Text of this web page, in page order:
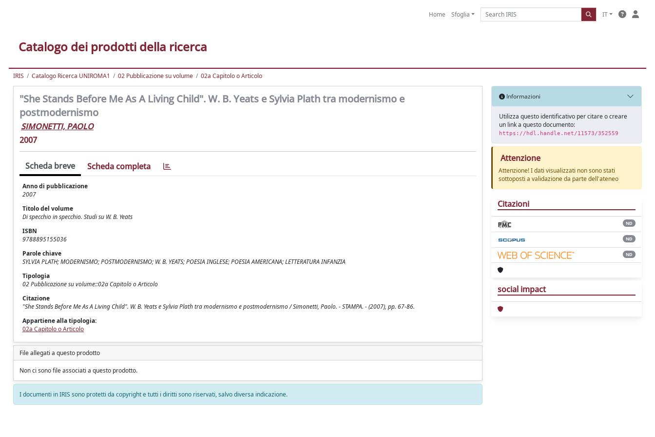
Home Sfoglia IT
Catalogo dei prodotti della ricerca
IRIS Catalogo Ricerca UNIROMA1 02 Pubblicazione su volume 02a Capitolo o Articolo
"She Stands Before Me As A Living Child". W. B. Yeats e Sylvia Plath tra modernismo e
postmodernismo
SIMONETTI, PAOLO
2007
Scheda breve Scheda completa
Anno di pubblicazione
2007
Titolo del volume
Di specchio in specchio. Studi su W. B. Yeats
ISBN
9788895155036
Parole chiave
SYLVIA PLATH; MODERNISMO; POSTMODERNISMO; W. B. YEATS; POESIA INGLESE; POESIA AMERICANA; LETTERATURA INFANZIA
Tipologia
02 Pubblicazione su volume::02a Capitolo o Articolo
Citazione
"She Stands Before Me As A Living Child". W. B. Yeats e Sylvia Plath tra modernismo e postmodernismo / Simonetti, Paolo. - STAMPA. - (2007), pp. 67-86.
Appartiene alla tipologia:
02a Capitolo o Articolo
File allegati a questo prodotto
Non ci sono file associati a questo prodotto.
I documenti in IRIS sono protetti da copyright e tutti i diritti sono riservati, salvo diversa indicazione.
Informazioni
Utilizza questo identificativo per citare o creare
un link a questo documento:
https://hdl.handle.net/11573/352559
Attenzione
Attenzione! I dati visualizzati non sono stati
sottoposti a validazione da parte dell'ateneo
Citazioni
ND
ND
ND
social impact